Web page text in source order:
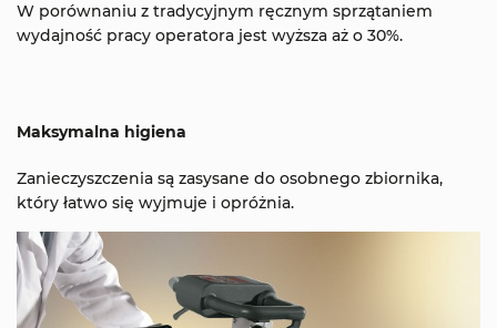
W porównaniu z tradycyjnym ręcznym sprzątaniem
wydajność pracy operatora jest wyższa aż o 30%.
Maksymalna higiena
Zanieczyszczenia są zasysane do osobnego zbiornika,
który łatwo się wyjmuje i opróżnia.